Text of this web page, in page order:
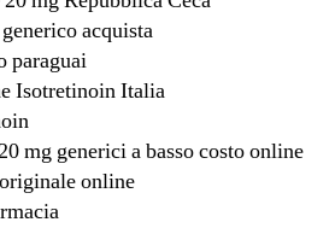
acquista
paraguai
Isotretinoin Italia
mg generici a basso costo online
online